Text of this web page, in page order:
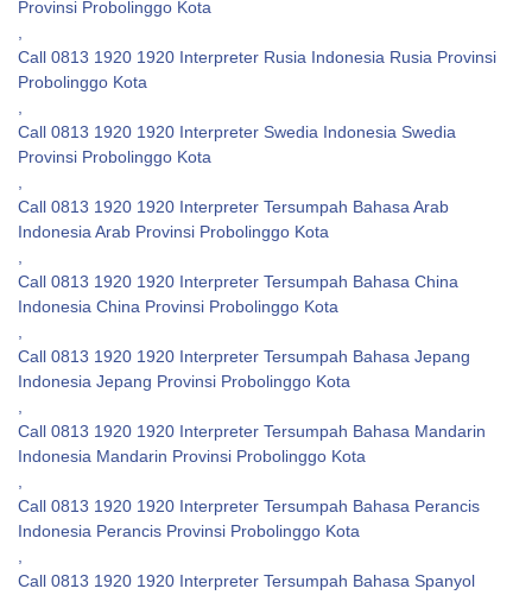
Provinsi Probolinggo Kota
,
Call 0813 1920 1920 Interpreter Rusia Indonesia Rusia Provinsi
Probolinggo Kota
,
Call 0813 1920 1920 Interpreter Swedia Indonesia Swedia
Provinsi Probolinggo Kota
,
Call 0813 1920 1920 Interpreter Tersumpah Bahasa Arab
Indonesia Arab Provinsi Probolinggo Kota
,
Call 0813 1920 1920 Interpreter Tersumpah Bahasa China
Indonesia China Provinsi Probolinggo Kota
,
Call 0813 1920 1920 Interpreter Tersumpah Bahasa Jepang
Indonesia Jepang Provinsi Probolinggo Kota
,
Call 0813 1920 1920 Interpreter Tersumpah Bahasa Mandarin
Indonesia Mandarin Provinsi Probolinggo Kota
,
Call 0813 1920 1920 Interpreter Tersumpah Bahasa Perancis
Indonesia Perancis Provinsi Probolinggo Kota
,
Call 0813 1920 1920 Interpreter Tersumpah Bahasa Spanyol